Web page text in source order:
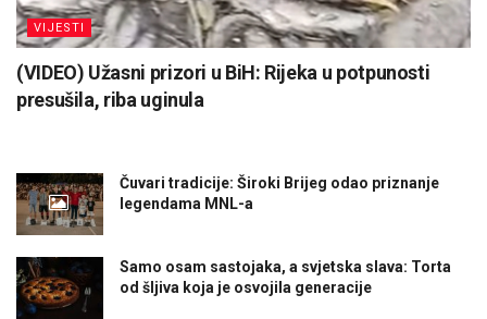
VIJESTI
(VIDEO) Užasni prizori u BiH: Rijeka u potpunosti
presušila, riba uginula
Čuvari tradicije: Široki Brijeg odao priznanje
legendama MNL-a
Samo osam sastojaka, a svjetska slava: Torta
od šljiva koja je osvojila generacije